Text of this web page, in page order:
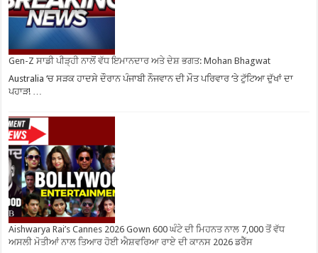
Gen-Z ਸਾਡੀ ਪੀੜ੍ਹੀ ਨਾਲੋਂ ਵੱਧ ਇਮਾਨਦਾਰ ਅਤੇ ਦੇਸ਼ ਭਗਤ: Mohan Bhagwat
Australia ‘ਚ ਸੜਕ ਹਾਦਸੇ ਦੌਰਾਨ ਪੰਜਾਬੀ ਨੌਜਵਾਨ ਦੀ ਮੌਤ ਪਰਿਵਾਰ ‘ਤੇ ਟੁੱਟਿਆ ਦੁੱਖਾਂ ਦਾ
ਪਹਾੜ! …
Aishwarya Rai’s Cannes 2026 Gown 600 ਘੰਟੇ ਦੀ ਮਿਹਨਤ ਨਾਲ 7,000 ਤੋਂ ਵੱਧ
ਅਸਲੀ ਮੋਤੀਆਂ ਨਾਲ ਤਿਆਰ ਹੋਈ ਐਸ਼ਵਰਿਆ ਰਾਏ ਦੀ ਕਾਨਸ 2026 ਡਰੈੱਸ